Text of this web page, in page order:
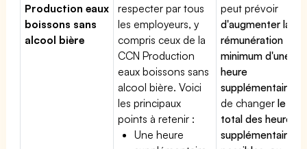
Production eaux
boissons sans
alcool bière
respecter par tous
les employeurs, y
compris ceux de la
CCN Production
eaux boissons sans
alcool bière. Voici
les principaux
points à retenir :
Une heure
peut prévoir
d'augmenter la
rémunération
minimum d'une
heure
supplémentaire
de changerle
total des heures
supplémentaires